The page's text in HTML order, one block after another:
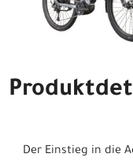
Der Einstieg in die